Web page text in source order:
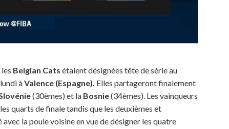
Belgian Cats étaient désignées tête de série au
àValence (Espagne). Elles partageront finalement
(30èmes) et la Bosnie(34èmes). Les vainqueurs
quarts de finale tandis que les deuxièmes et
la poule voisine en vue de désigner les quatre